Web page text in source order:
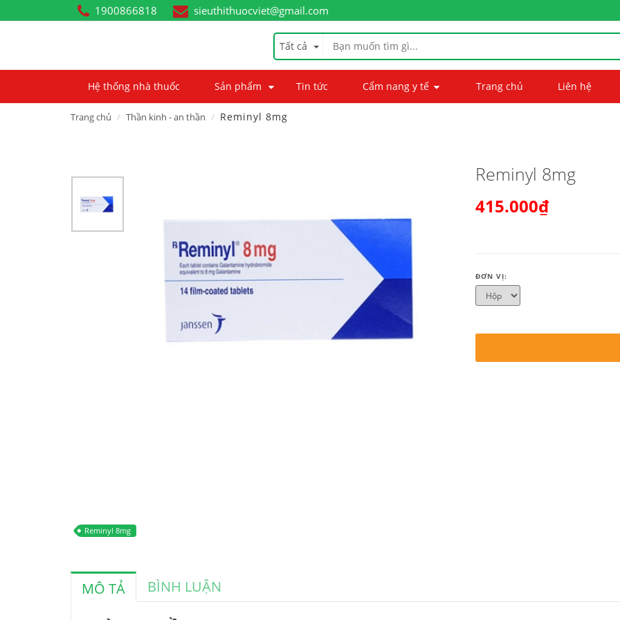
1900866818 sieuthithuocviet@gmail.com
Tất cả
Hệ thống nhà thuốc Sản phẩm Tin tức Cẩm nang y tế Trang chủ Liên hệ
Trang chủ Thần kinh - an thần Reminyl 8mg
Reminyl 8mg
Reminyl 8mg
415.000₫
ĐƠN VỊ:
MÔ TẢ BÌNH LUẬN